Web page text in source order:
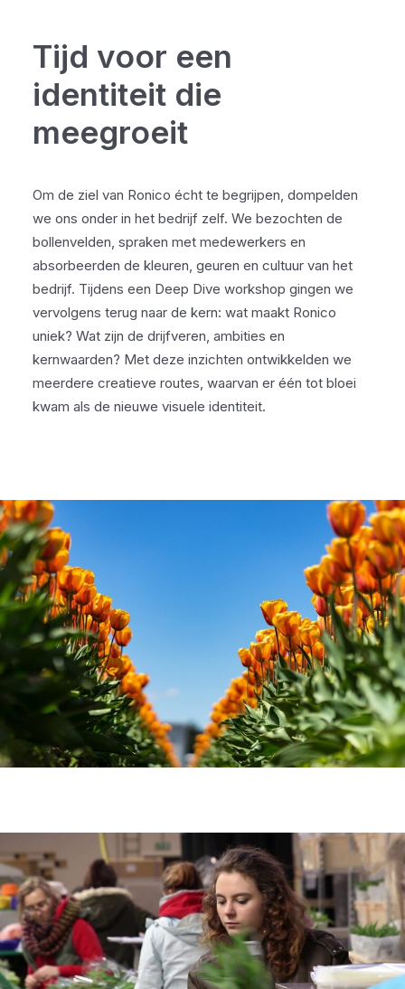
Tijd voor een
identiteit die
meegroeit
Om de ziel van Ronico écht te begrijpen, dompelden
we ons onder in het bedrijf zelf. We bezochten de
bollenvelden, spraken met medewerkers en
absorbeerden de kleuren, geuren en cultuur van het
bedrijf. Tijdens een Deep Dive workshop gingen we
vervolgens terug naar de kern: wat maakt Ronico
uniek? Wat zijn de drijfveren, ambities en
kernwaarden? Met deze inzichten ontwikkelden we
meerdere creatieve routes, waarvan er één tot bloei
kwam als de nieuwe visuele identiteit.